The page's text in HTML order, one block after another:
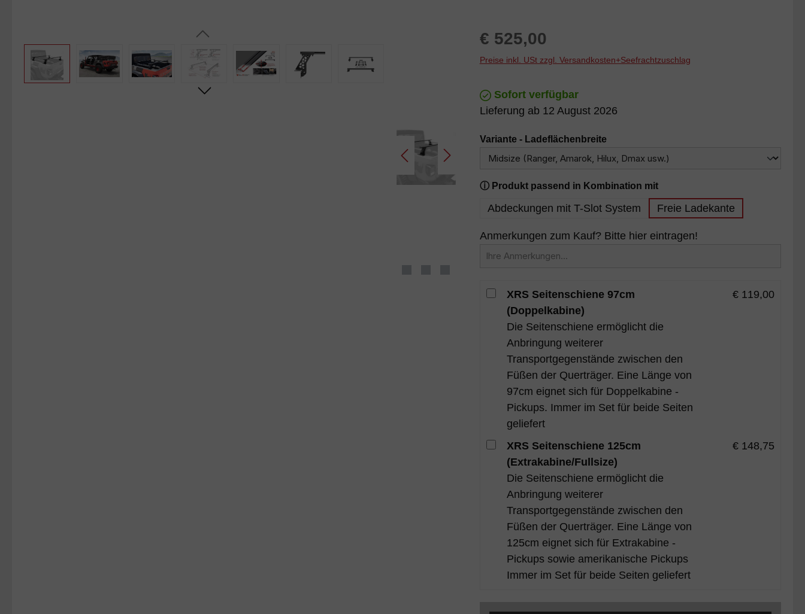
Regulärer Preis:
€ 525,00
Preise inkl. USt zzgl. Versandkosten+Seefrachtzuschlag
Sofort verfügbar
Lieferung ab 12 August 2026
Variante - Ladeflächenbreiteauswählen
ⓘ Produkt passend in Kombination mitauswählen
Abdeckungen mit T-Slot System Freie Ladekante
Anmerkungen zum Kauf? Bitte hier eintragen!
XRS Seitenschiene 97cm
(Doppelkabine)
Die Seitenschiene ermöglicht die
Anbringung weiterer
Transportgegenstände zwischen den
Füßen der Querträger. Eine Länge von
97cm eignet sich für Doppelkabine -
Pickups. Immer im Set für beide Seiten
geliefert
€ 119,00
XRS Seitenschiene 125cm
(Extrakabine/Fullsize)
Die Seitenschiene ermöglicht die
Anbringung weiterer
Transportgegenstände zwischen den
Füßen der Querträger. Eine Länge von
125cm eignet sich für Extrakabine -
Pickups sowie amerikanische Pickups
Immer im Set für beide Seiten geliefert
€ 148,75